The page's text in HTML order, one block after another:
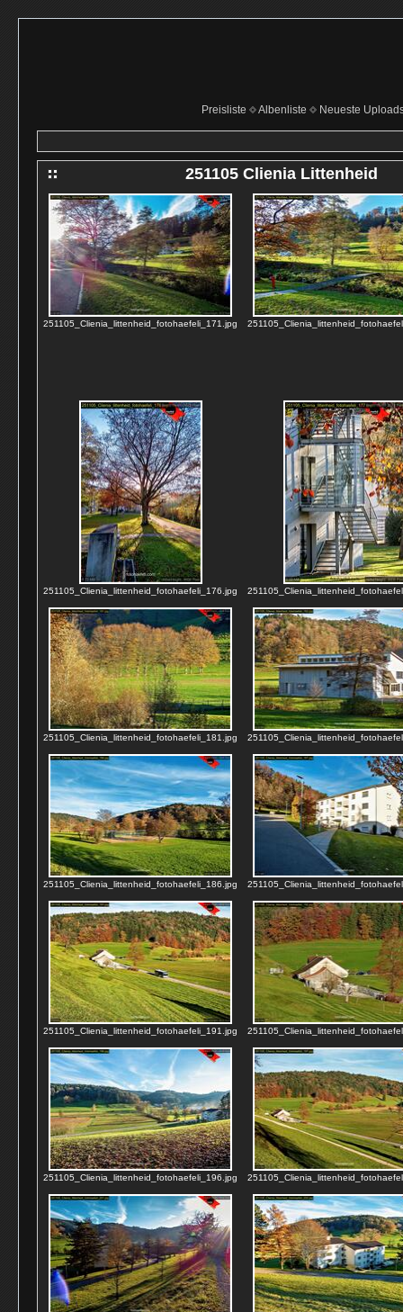
Preisliste Albenliste Neueste
251105 Clienia Littenheid
251105_Clienia_littenheid_fotohaefeli_171.jpg
251105_Clienia_littenheid_fotohaefeli_176.jpg
251105_Clienia_littenheid_fotohaefeli_181.jpg
251105_Clienia_littenheid_fotohaefeli_186.jpg
251105_Clienia_littenheid_fotohaefeli_191.jpg
251105_Clienia_littenheid_fotohaefeli_196.jpg